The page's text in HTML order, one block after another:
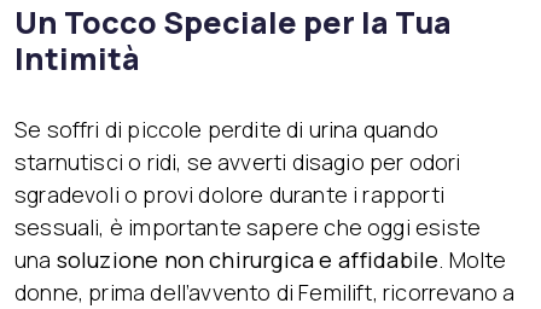
Un Tocco Speciale per la Tua
Intimità
Se soffri di piccole perdite di urina quando
starnutisci o ridi, se avverti disagio per odori
sgradevoli o provi dolore durante i rapporti
sessuali, è importante sapere che oggi esiste
una soluzione non chirurgica e affidabile. Molte
donne, prima dell’avvento di Femilift, ricorrevano a